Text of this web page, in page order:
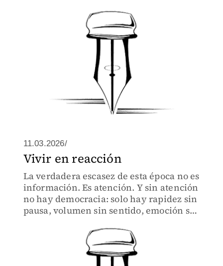
11.03.2026/
Vivir en reacción
La verdadera escasez de esta época no es
información. Es atención. Y sin atención
no hay democracia: solo hay rapidez sin
pausa, volumen sin sentido, emoción sin